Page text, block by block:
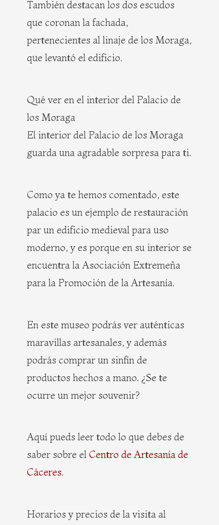
También destacan los dos escudos
que coronan la fachada,
pertenecientes al linaje de los Moraga,
que levantó el edificio.
Qué ver en el interior del Palacio de
los Moraga
El interior del Palacio de los Moraga
guarda una agradable sorpresa para ti.
Como ya te hemos comentado, este
palacio es un ejemplo de restauración
par un edificio medieval para uso
moderno, y es porque en su interior se
encuentra la Asociación Extremeña
para la Promoción de la Artesanía.
En este museo podrás ver auténticas
maravillas artesanales, y además
podrás comprar un sinfín de
productos hechos a mano. ¿Se te
ocurre un mejor souvenir?
Aquí pueds leer todo lo que debes de
saber sobre el Centro de Artesanía de
Cáceres.
Horarios y precios de la visita al